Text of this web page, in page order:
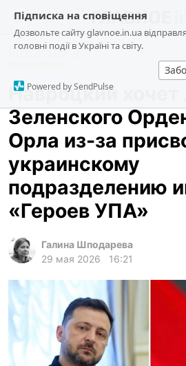
Підписка на сповіщення
Дозвольте сайту glavnoe.in.ua
головні події в Україні та світу.
Powered by SendPulse
новости
о проекте
ua ru en
Политика
Навроцкий хочет
Зеленского
Орла из-за
украинскому
подразделению
«Героев УПА»
Галина Шподарева
29 мая 2026
16:21